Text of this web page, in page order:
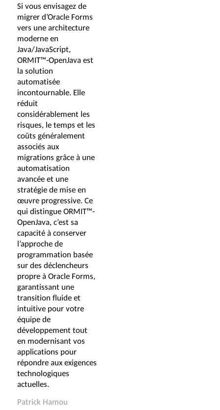
Si vous envisagez de
migrer d’Oracle Forms
vers une architecture
moderne en
Java/JavaScript,
ORMIT™-OpenJava est
la solution
automatisée
incontournable. Elle
réduit
considérablement les
risques, le temps et les
coûts généralement
associés aux
migrations grâce à une
automatisation
avancée et une
stratégie de mise en
œuvre progressive. Ce
qui distingue ORMIT™-
OpenJava, c’est sa
capacité à conserver
l’approche de
programmation basée
sur des déclencheurs
propre à Oracle Forms,
garantissant une
transition fluide et
intuitive pour votre
équipe de
développement tout
en modernisant vos
applications pour
répondre aux exigences
technologiques
actuelles.
Patrick Hamou